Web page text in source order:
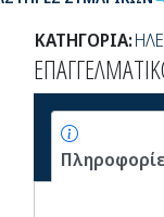
ΚΑΤΗΓΟΡΙΑ: